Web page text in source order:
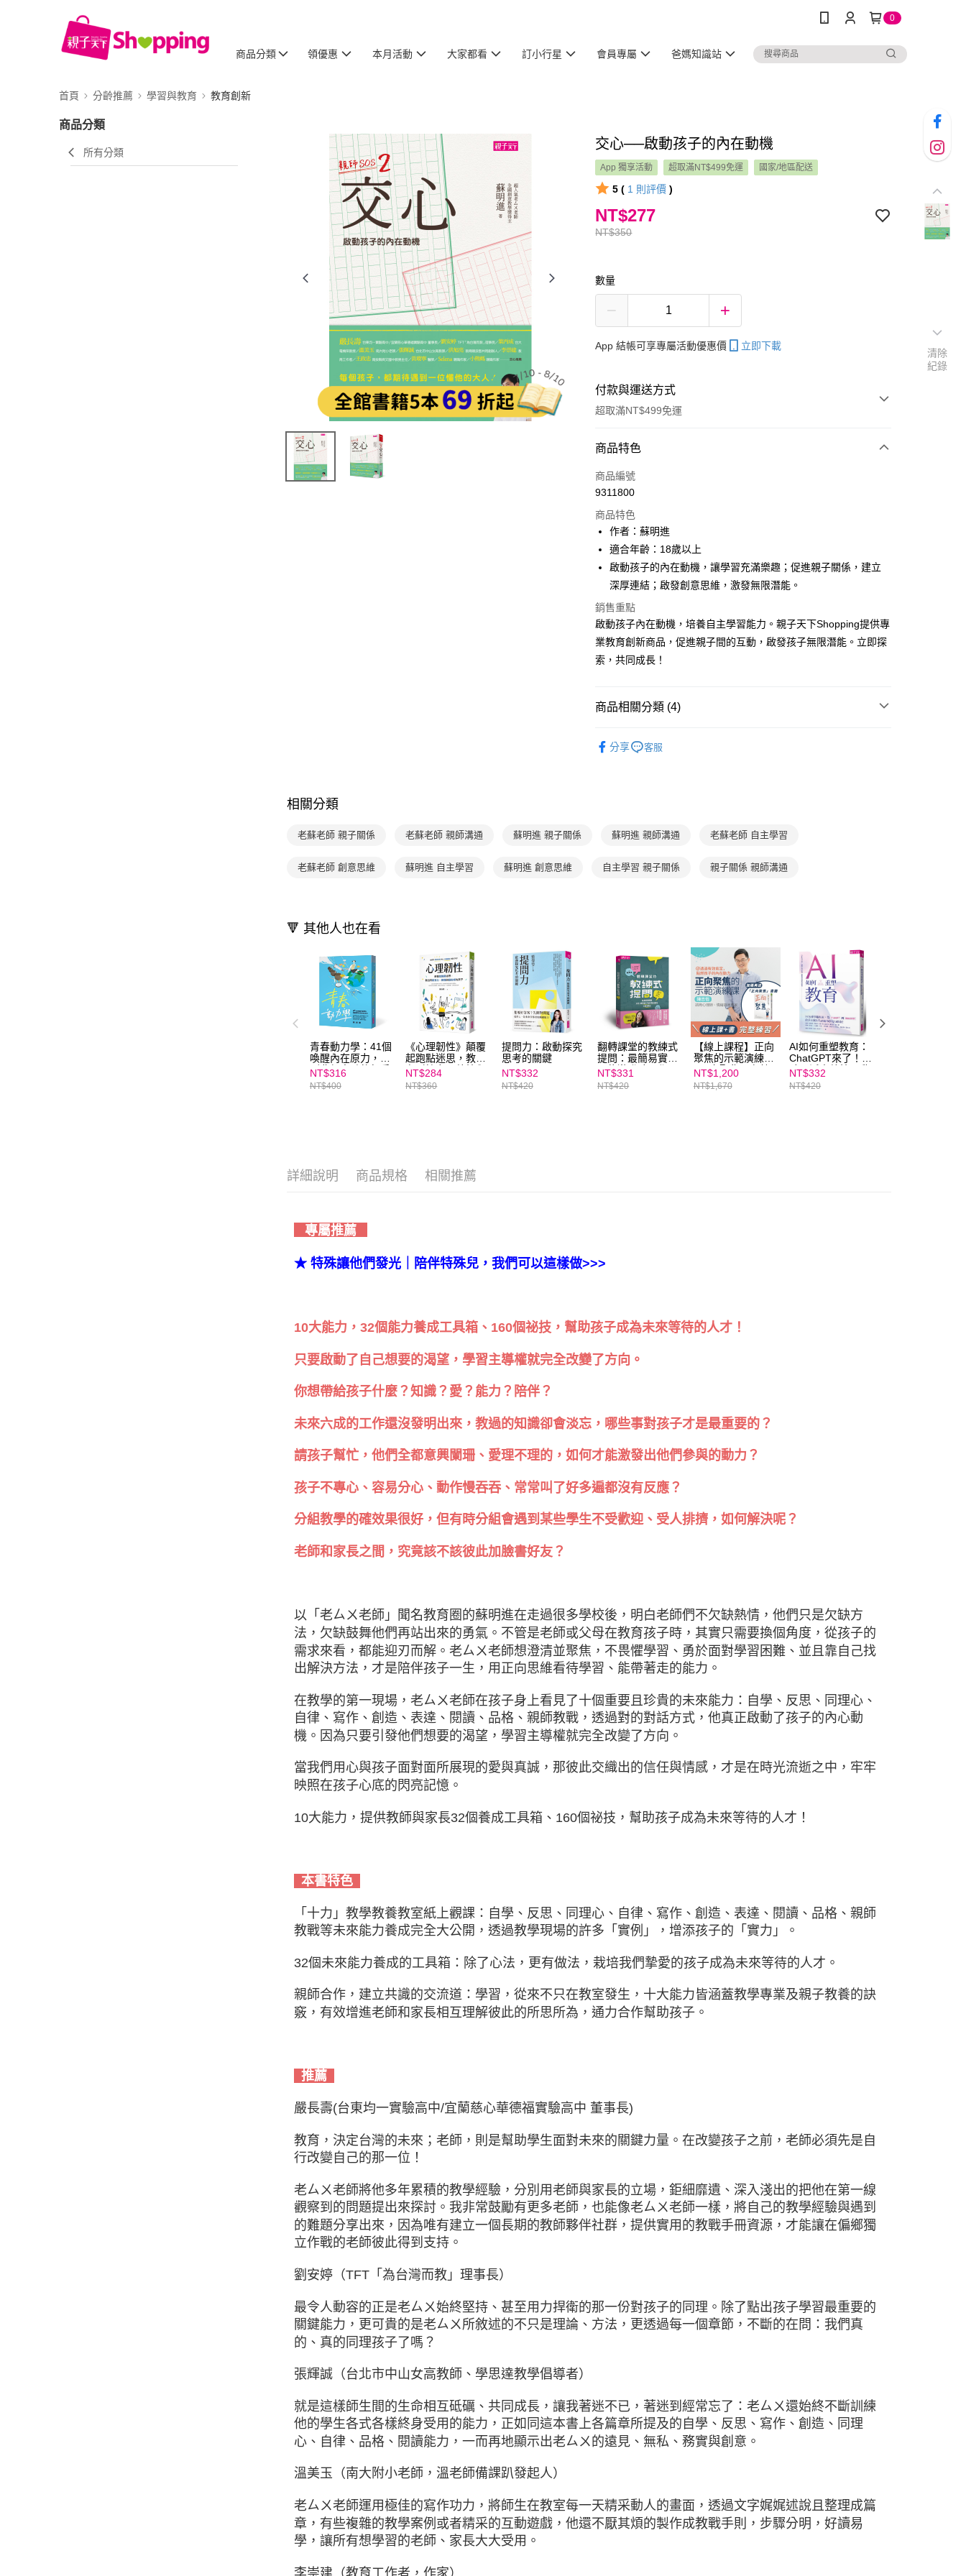
0
商品分類 領優惠 本月活動 大家都看 訂小行星 會員專屬 爸媽知識站
首頁 分齡推薦 學習與教育 教育創新
商品分類
所有分類
交心──啟動孩子的內在動機
App 獨享活動 超取滿NT$499免運 國家/地區配送
5 ( 1 則評價 )
NT$350
NT$277
數量
App 結帳可享專屬活動優惠價 立即下載
付款與運送方式
超取滿NT$499免運
付款方式
信用卡一次付款
Apple Pay
大哥付你分期
相關說明
【大哥付你分期使用說明】
2.付款方式選擇「大哥付你分期」，訂單成立後會自動跳轉到大哥付的交易
流程，驗證手機門號後，選擇欲分期的期數、繳款截止日，確認付款後即
完成交易。
3.實際核准額度、可分期數及費用金額請依後續交易確認頁面所載為準。
4.訂單成立30分鐘內，如未前往確認交易或遇審核未通過，訂單將自動取
【繳款方式說明】
1.分期款項不併入電信帳單，「大哥付你分期」於每月結算日後寄送繳費提
2.透過簡訊連結打開帳單後，可選擇「超商條碼／台灣大直營門市／銀行轉
帳／街口支付／iPASS MONEY」等通路繳費。
2.基於同意付款使用「大哥付你分期」之契約關係目的，商店將以您的個人
3.完整用戶服務條款，請詳閱以下連結：https://oppay.tw/userRule
相關說明
【關於「AFTEE先享後付」】
AFTEE先享後付是「在收到商品之後才付款」的支付方式。 讓您購物簡單
１．簡單：不需註冊會員、不需綁卡、不需儲值。
付」結帳頁面，進行簡訊認證並確認金額後，即可完成結帳。
２．訂單成立數日內，您將收到繳費通知簡訊。
※ 交易是否成功請以「AFTEE先享後付 」之結帳頁面顯示為準，若有關於
https://aftee.tw/terms/#terms3
３．未成年的使用者請事先徵得法定代理人或監護人之同意方可使用
「AFTEE先享後付」，若未經同意申辦者引起之損失，本公司不負相關責
任。
４．使用「AFTEE先享後付」時，將依據個別帳號之用戶狀況，依本公司
即時審查核予不同之上限額度；若仍有額度不足之情形，本公司將視審查
結果請求用戶進行身份認證。
５．嚴禁一人註冊多個帳號或使用他人資訊註冊。若發現惡意使用之情
形，恩沛科技股份有限公司將有權停止該用戶之使用額度並採取法律行
動。
ATM付款
付款後全家取貨｜8/8-8/14運費優惠，結帳滿499即享免運。
付款後7-11取貨
每筆NT$200
商品特色
商品編號
9311800
商品特色
作者：蘇明進
適合年齡：18歲以上
啟動孩子的內在動機，讓學習充滿樂趣；促進親子關係，建立
深厚連結；啟發創意思維，激發無限潛能。
銷售重點
啟動孩子內在動機，培養自主學習能力。親子天下Shopping提供專
業教育創新商品，促進親子間的互動，啟發孩子無限潛能。立即探
索，共同成長！
商品相關分類 (4)
分享 客服
相關分類
老蘇老師 親子關係 老蘇老師 親師溝通 蘇明進 親子關係 蘇明進 親師溝通 老蘇老師 自主學習
老蘇老師 創意思維 蘇明進 自主學習 蘇明進 創意思維 自主學習 親子關係 親子關係 親師溝通
🔻 其他人也在看
青春動力學：41個
喚醒內在原力，找
到夢想支點的起手
式
NT$316
NT$400
《心理韌性》顛覆
起跑點迷思，教出
有耐挫力、熱情與
目的感的孩子
NT$284
NT$360
提問力：啟動探究
思考的關鍵
NT$332
NT$420
翻轉課堂的教練式
提問：最簡易實踐
又能激發孩子學習
動機的3W對話
NT$331
NT$420
【線上課程】正向
聚焦的示範演練課
+正向聚焦：有效
肯定的三十種變
化，點燃孩子的內
NT$1,200
NT$1,670
AI如何重塑教育：
ChatGPT來了！讓
孩子活出熱情，啟
動真探究的內在學
習
NT$332
NT$420
詳細說明 商品規格 相關推薦
專屬推薦
★ 特殊讓他們發光｜陪伴特殊兒，我們可以這樣做>>>
10大能力，32個能力養成工具箱、160個祕技，幫助孩子成為未來等待的人才！
只要啟動了自己想要的渴望，學習主導權就完全改變了方向。
你想帶給孩子什麼？知識？愛？能力？陪伴？
未來六成的工作還沒發明出來，教過的知識卻會淡忘，哪些事對孩子才是最重要的？
請孩子幫忙，他們全都意興闌珊、愛理不理的，如何才能激發出他們參與的動力？
孩子不專心、容易分心、動作慢吞吞、常常叫了好多遍都沒有反應？
分組教學的確效果很好，但有時分組會遇到某些學生不受歡迎、受人排擠，如何解決呢？
老師和家長之間，究竟該不該彼此加臉書好友？
以「老ㄙㄨ老師」聞名教育圈的蘇明進在走過很多學校後，明白老師們不欠缺熱情，他們只是欠缺方
法，欠缺鼓舞他們再站出來的勇氣。不管是老師或父母在教育孩子時，其實只需要換個角度，從孩子的
需求來看，都能迎刃而解。老ㄙㄨ老師想澄清並聚焦，不畏懼學習、勇於面對學習困難、並且靠自己找
出解決方法，才是陪伴孩子一生，用正向思維看待學習、能帶著走的能力。
在教學的第一現場，老ㄙㄨ老師在孩子身上看見了十個重要且珍貴的未來能力：自學、反思、同理心、
自律、寫作、創造、表達、閱讀、品格、親師教戰，透過對的對話方式，他真正啟動了孩子的內心動
機。因為只要引發他們想要的渴望，學習主導權就完全改變了方向。
當我們用心與孩子面對面所展現的愛與真誠，那彼此交織出的信任與情感，才是在時光流逝之中，牢牢
映照在孩子心底的閃亮記憶。
10大能力，提供教師與家長32個養成工具箱、160個祕技，幫助孩子成為未來等待的人才！
本書特色
「十力」教學教養教室紙上觀課：自學、反思、同理心、自律、寫作、創造、表達、閱讀、品格、親師
教戰等未來能力養成完全大公開，透過教學現場的許多「實例」，增添孩子的「實力」。
32個未來能力養成的工具箱：除了心法，更有做法，栽培我們摯愛的孩子成為未來等待的人才。
親師合作，建立共識的交流道：學習，從來不只在教室發生，十大能力皆涵蓋教學專業及親子教養的訣
竅，有效增進老師和家長相互理解彼此的所思所為，通力合作幫助孩子。
推薦
嚴長壽(台東均一實驗高中/宜蘭慈心華德福實驗高中 董事長)
教育，決定台灣的未來；老師，則是幫助學生面對未來的關鍵力量。在改變孩子之前，老師必須先是自
行改變自己的那一位！
老ㄙㄨ老師將他多年累積的教學經驗，分別用老師與家長的立場，鉅細靡遺、深入淺出的把他在第一線
觀察到的問題提出來探討。我非常鼓勵有更多老師，也能像老ㄙㄨ老師一樣，將自己的教學經驗與遇到
的難題分享出來，因為唯有建立一個長期的教師夥伴社群，提供實用的教戰手冊資源，才能讓在偏鄉獨
立作戰的老師彼此得到支持。
劉安婷（TFT「為台灣而教」理事長）
最令人動容的正是老ㄙㄨ始終堅持、甚至用力捍衛的那一份對孩子的同理。除了點出孩子學習最重要的
關鍵能力，更可貴的是老ㄙㄨ所敘述的不只是理論、方法，更透過每一個章節，不斷的在問：我們真
的、真的同理孩子了嗎？
張輝誠（台北市中山女高教師、學思達教學倡導者）
就是這樣師生間的生命相互砥礪、共同成長，讓我著迷不已，著迷到經常忘了：老ㄙㄨ還始終不斷訓練
他的學生各式各樣終身受用的能力，正如同這本書上各篇章所提及的自學、反思、寫作、創造、同理
心、自律、品格、閱讀能力，一而再地顯示出老ㄙㄨ的遠見、無私、務實與創意。
溫美玉（南大附小老師，溫老師備課趴發起人）
老ㄙㄨ老師運用極佳的寫作功力，將師生在教室每一天精采動人的畫面，透過文字娓娓述說且整理成篇
章，有些複雜的教學案例或者精采的互動遊戲，他還不厭其煩的製作成教戰手則，步驟分明，好讀易
學，讓所有想學習的老師、家長大大受用。
李崇建（教育工作者，作家）
清除
紀錄